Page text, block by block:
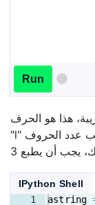
Run
هذا هو الحرف
"l" الصغير، وليس رقم 1. هذا يحسب عدد الحروف "l" في
IPython Shell
1
astring